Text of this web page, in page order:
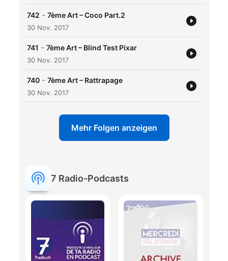
742 - 7ème Art – Coco Part.2
30 Nov. 2017
741 - 7ème Art – Blind Test Pixar
30 Nov. 2017
740 - 7ème Art – Rattrapage
30 Nov. 2017
Mehr Folgen anzeigen
7 Radio-Podcasts